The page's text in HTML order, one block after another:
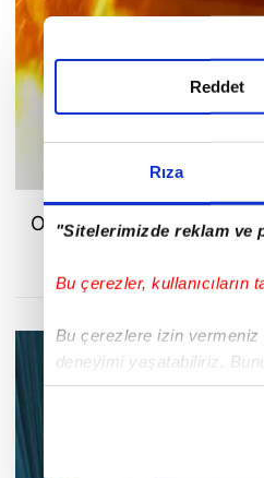
Rıza
"Sitelerimizde reklam ve
Bu çerezler, kullanıcıların
Bu çerezlere izin
deneyimi yaşatabiliriz.
içerikleri sunabilmek
Reddet
Olay yerine gelen ekipler